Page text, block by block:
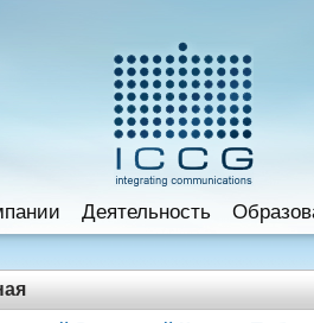
Деятельность